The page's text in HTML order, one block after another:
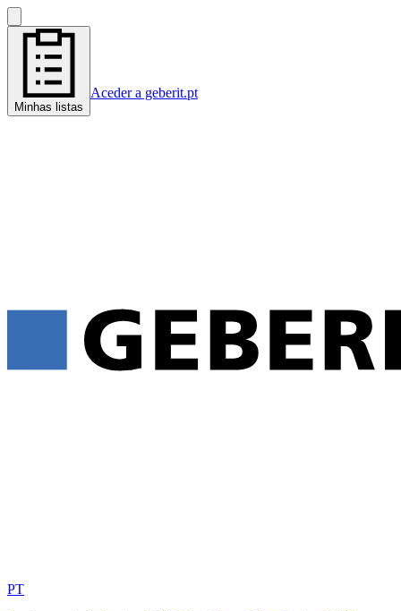
Minhas listas
Aceder a geberit.pt
PT